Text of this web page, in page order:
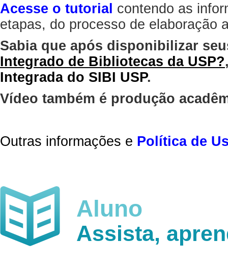
Acesse o tutorial contendo as
etapas, do processo de elaboração
Sabia que após disponibilizar
Integrado de Bibliotecas da USP?
Integrada do SIBI USP.
Vídeo também é produção
Outras informações e Política de
Aluno
Assista,